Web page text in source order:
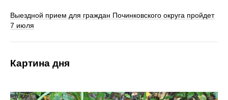
Выездной прием для граждан Починковского округа пройдет
7 июля
Картина дня